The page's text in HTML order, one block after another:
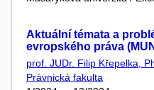
Aktuální témata a
evropského práva
prof. JUDr. Filip Křepelka,
Právnická fakulta